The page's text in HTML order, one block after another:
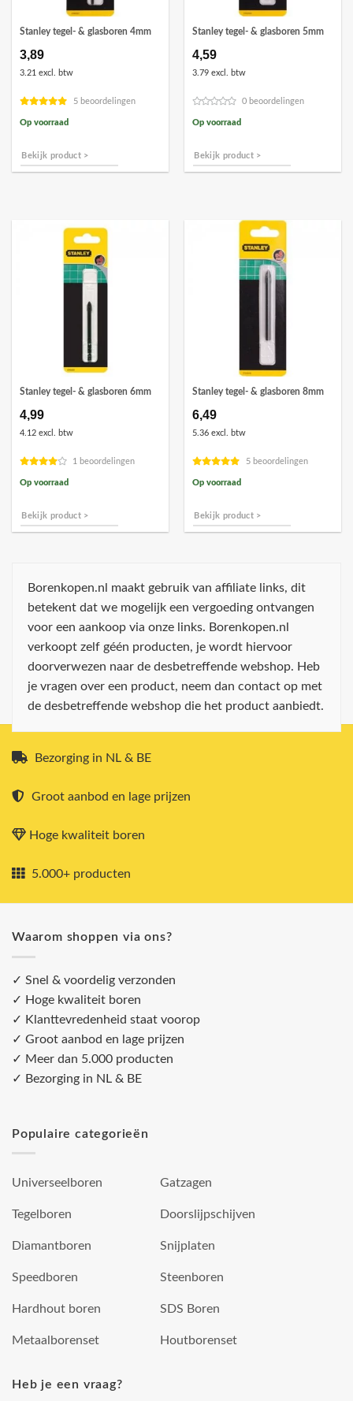
Stanley tegel- & glasboren 4mm
3,89
3.21 excl. btw
5 beoordelingen
Op voorraad
Bekijk product >
Stanley tegel- & glasboren 5mm
4,59
3.79 excl. btw
0 beoordelingen
Op voorraad
Bekijk product >
Stanley tegel- & glasboren 6mm
4,99
4.12 excl. btw
1 beoordelingen
Op voorraad
Bekijk product >
Stanley tegel- & glasboren 8mm
6,49
5.36 excl. btw
5 beoordelingen
Op voorraad
Bekijk product >
Borenkopen.nl maakt gebruik van affiliate links, dit
betekent dat we mogelijk een vergoeding ontvangen
voor een aankoop via onze links. Borenkopen.nl
verkoopt zelf géén producten, je wordt hiervoor
doorverwezen naar de desbetreffende webshop. Heb
je vragen over een product, neem dan contact op met
de desbetreffende webshop die het product aanbiedt.
Bezorging in NL & BE
Groot aanbod en lage prijzen
Hoge kwaliteit boren
5.000+ producten
Waarom shoppen via ons?
✓ Snel & voordelig verzonden
✓ Hoge kwaliteit boren
✓ Klanttevredenheid staat voorop
✓ Groot aanbod en lage prijzen
✓ Meer dan 5.000 producten
✓ Bezorging in NL & BE
Populaire categorieën
Universeelboren
Tegelboren
Diamantboren
Speedboren
Hardhout boren
Metaalborenset
Gatzagen
Doorslijpschijven
Snijplaten
Steenboren
SDS Boren
Houtborenset
Heb je een vraag?